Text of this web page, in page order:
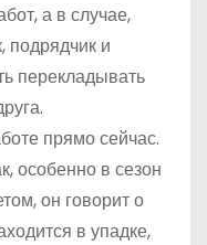
а в случае,
подрядчик и
перекладывать
прямо сейчас.
особенно в сезон
он говорит о
в упадке,